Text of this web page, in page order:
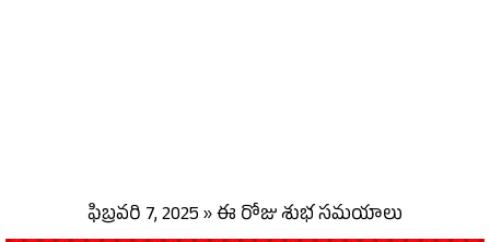
ఫిబ్రవరి 7, 2025 » ఈ రోజు శుభ సమయాలు